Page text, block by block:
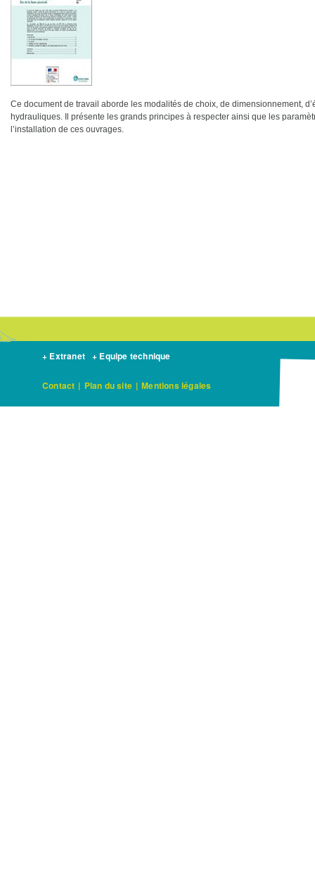
Ce document de travail aborde les modalités de choix, de dimensionnement,
hydrauliques. Il présente les grands principes à respecter ainsi que les
l’installation de ces ouvrages.
+ Extranet + Equipe technique
Contact | Plan du site | Mentions légales